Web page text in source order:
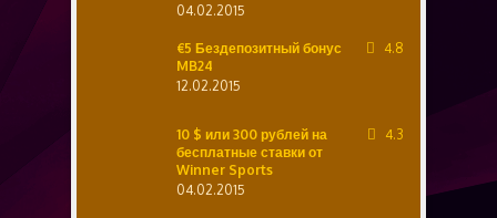
04.02.2015
€5 Бездепозитный бонус
MB24
12.02.2015
4.8
10 $ или 300 рублей на
бесплатные ставки от
Winner Sports
04.02.2015
4.3